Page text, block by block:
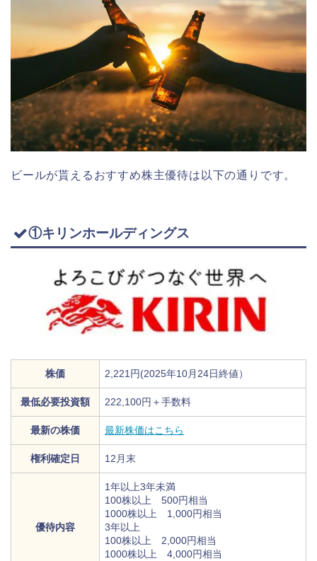
ビールが貰えるおすすめ株主優待は以下の通りです。
①キリンホールディングス
株価 2,221円(2025年10月24日終値）
最低必要投資額 222,100円＋手数料
最新の株価 最新株価はこちら
権利確定日 12月末
優待内容
1年以上3年未満
100株以上 500円相当
1000株以上 1,000円相当
3年以上
100株以上 2,000円相当
1000株以上 4,000円相当